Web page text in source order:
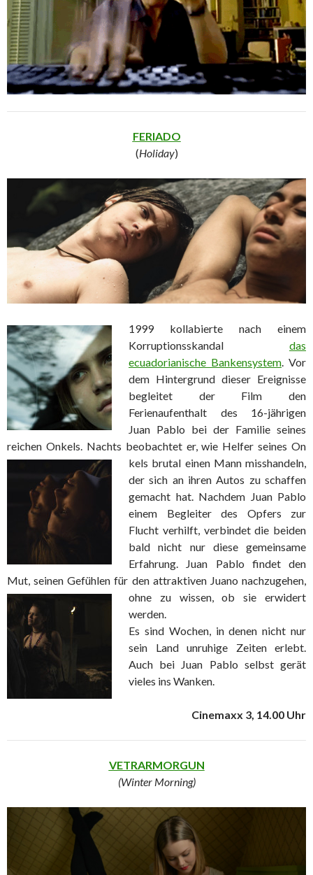
FERIADO
(Holiday)
1999 kollabierte nach einem
Korruptionsskandal das
ecuadorianische Bankensystem . Vor
dem Hintergrund dieser Ereignisse
begleitet der Film den
Ferienaufenthalt des 16-jährigen
Juan Pablo bei der Familie seines
reichen Onkels. Nachts beobachtet er, wie Helfer seines On
kels brutal einen Mann misshandeln,
der sich an ihren Autos zu schaffen
gemacht hat. Nachdem Juan Pablo
einem Begleiter des Opfers zur
Flucht verhilft, verbindet die beiden
bald nicht nur diese gemeinsame
Erfahrung. Juan Pablo findet den
Mut, seinen Gefühlen für den attraktiven Juano nachzugehen,
ohne zu wissen, ob sie erwidert
werden.
Es sind Wochen, in denen nicht nur
sein Land unruhige Zeiten erlebt.
Auch bei Juan Pablo selbst gerät
vieles ins Wanken.
Cinemaxx 3, 14.00 Uhr
VETRARMORGUN
(Winter Morning)